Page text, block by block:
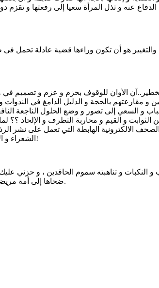
الدفاع عنه و تذل المرأة سعيا إلى رفعتها و
هو أن تكون وراءها قضية عادلة تحمل في
الخطير..آن الأوان للوقوف بحزم و عزم و تصميم
و مقارعتهم بالحجة و الدليل الدامغ في
و السعي إلى تصور و وضع الحلول الناجعة
و القيم و محاربة التطرف و الإلحاد ؟؟
و الصحف الالكترونية الهابطة التي تعمل على
الشعراء و الأدباء و رجال الحقوق؟!! أما من مجيب نداء الاستغاثة الذي تطلقه قيم منهارة و أخلاق مداسة و كرامة مسلوبة؟!
و النكبات و تناهبته سموم الحاقدين ، و حزني
ضحاها إلى أمة مريضة مسلولة مصابة بفيروس (انفلوانزا الانحدار) ترقد في غرفة العناية المركزة في مستشفى الأمراض الاجتماعية.